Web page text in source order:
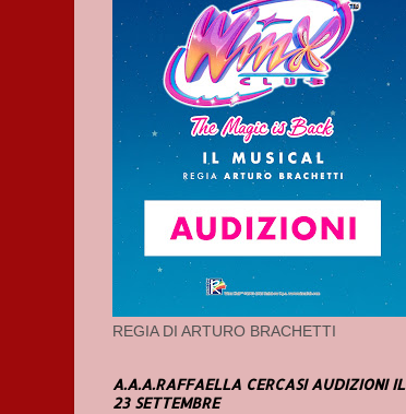
REGIA DI ARTURO BRACHETTI
A.A.A.RAFFAELLA CERCASI AUDIZIONI IL
23 SETTEMBRE